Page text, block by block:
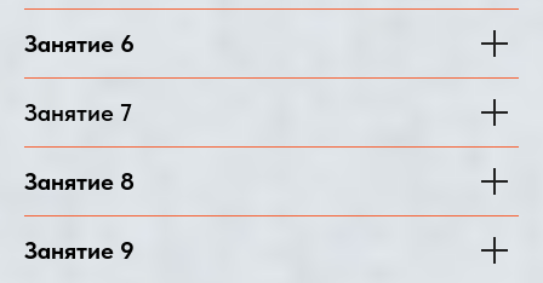
Занятие 6
Занятие 7
Занятие 8
Занятие 9